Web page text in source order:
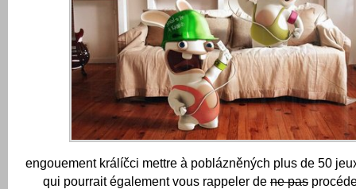
engouement králíčci mettre à poblázněných plus de 50
qui pourrait également vous rappeler de ne pas